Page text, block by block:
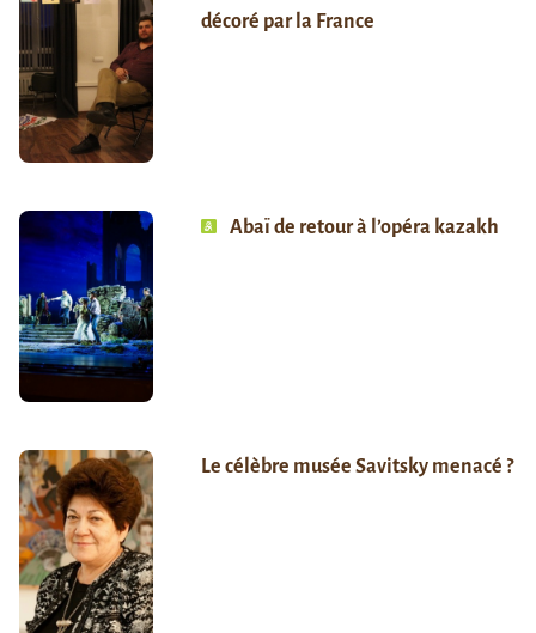
décoré par la France
Abaï de retour à l’opéra kazakh
Le célèbre musée Savitsky menacé ?